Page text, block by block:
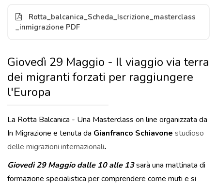
Rotta_balcanica_Scheda_Iscrizione_masterclass
_inmigrazione PDF
Giovedì 29 Maggio - Il viaggio via terra
dei migranti forzati per raggiungere
l'Europa
La Rotta Balcanica - Una Masterclass on line organizzata da
In Migrazione e tenuta da Gianfranco Schiavone studioso
delle migrazioni internazionali.
Giovedì 29 Maggio dalle 10 alle 13sarà una mattinata di
formazione specialistica per comprendere come muti e si